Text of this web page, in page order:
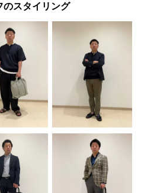
のスタイリング